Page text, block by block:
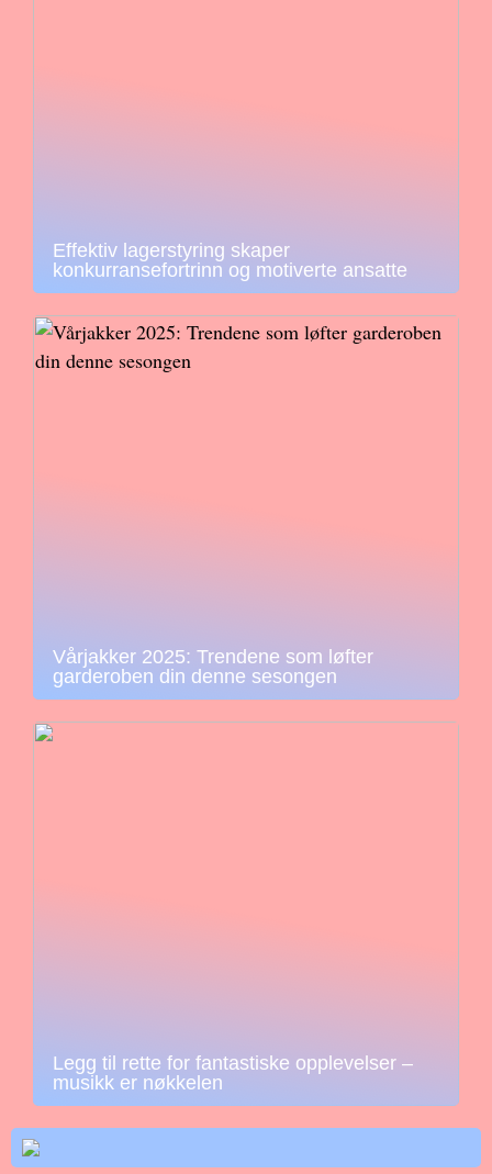
Effektiv lagerstyring skaper
konkurransefortrinn og motiverte ansatte
Vårjakker 2025: Trendene som løfter
garderoben din denne sesongen
Legg til rette for fantastiske opplevelser –
musikk er nøkkelen